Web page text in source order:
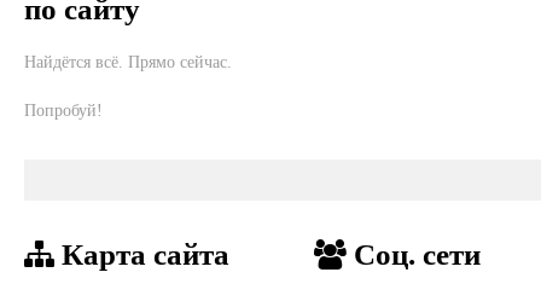
по сайту
Найдётся всё. Прямо сейчас.
Попробуй!
Карта сайта Соц. сети